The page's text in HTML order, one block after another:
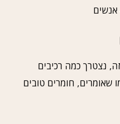
נצטרך כמה רכיבים
שאומרים, חומרים טובים